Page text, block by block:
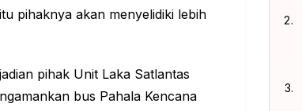
pihaknya akan menyelidiki lebih
pihak Unit Laka Satlantas
bus Pahala Kencana